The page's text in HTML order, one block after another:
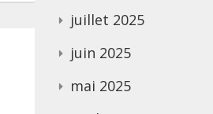
juillet 2025
juin 2025
mai 2025